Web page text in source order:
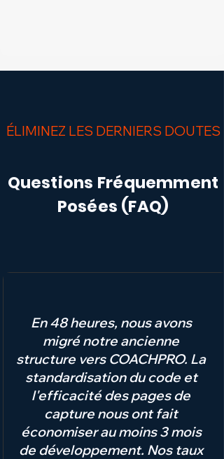
ÉLIMINEZ LES DERNIERS DOUTES
Questions Fréquemment
Posées (FAQ)
En 48 heures, nous avons
migré notre ancienne
structure vers COACHPRO. La
standardisation du code et
l'efficacité des pages de
capture nous ont fait
économiser au moins 3 mois
de développement. Nos taux